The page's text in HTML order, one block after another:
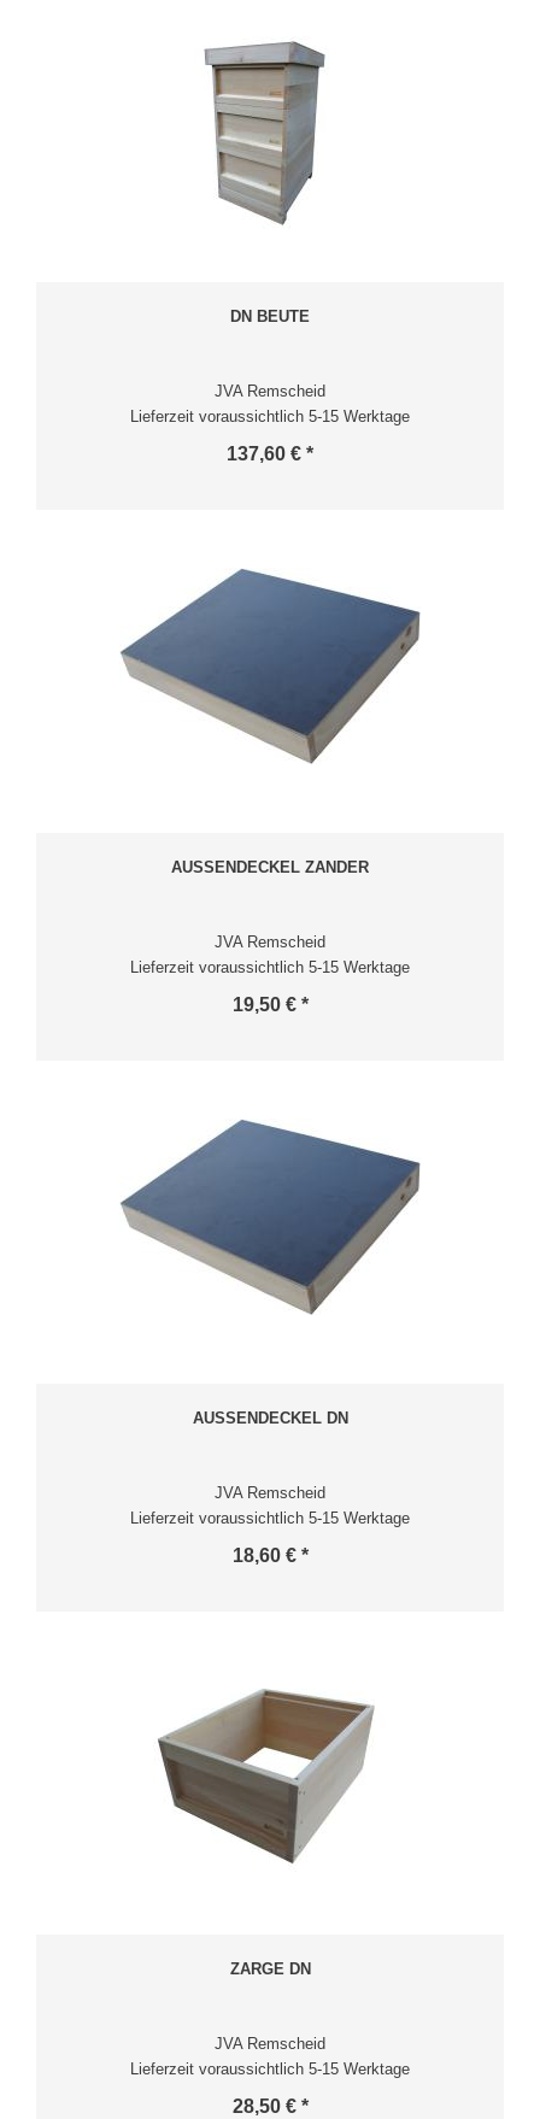
DN BEUTE
JVA Remscheid
Lieferzeit voraussichtlich 5-15 Werktage
137,60 € *
AUSSENDECKEL ZANDER
JVA Remscheid
Lieferzeit voraussichtlich 5-15 Werktage
19,50 € *
AUSSENDECKEL DN
JVA Remscheid
Lieferzeit voraussichtlich 5-15 Werktage
18,60 € *
ZARGE DN
JVA Remscheid
Lieferzeit voraussichtlich 5-15 Werktage
28,50 € *